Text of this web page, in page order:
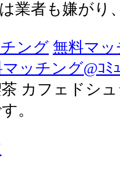
業者も嫌がり
ング 無料マッ
ッチング@ｺﾐ
カフェドシ
。